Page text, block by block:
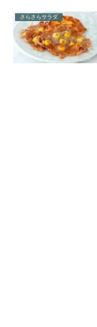
さらさらサラダ